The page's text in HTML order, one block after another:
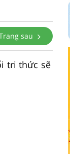
sau
tri thức sẽ